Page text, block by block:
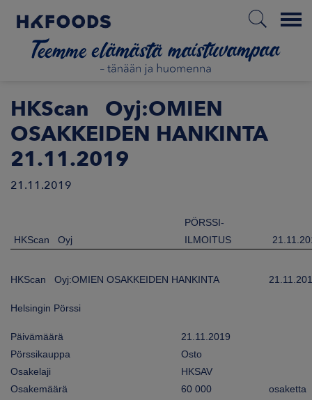
Menu
ETUSIVU
UUTISHUONE
HKScan Oyj:OMIEN
OSAKKEIDEN HANKINTA
21.11.2019
21.11.2019
HKScan Oyj
PÖRSSI-
ILMOITUS
HKScan Oyj:OMIEN OSAKKEIDEN HANKINTA
Helsingin Pörssi
Päivämäärä
21.11.2019
Pörssikauppa
Osto
Osakelaji
HKSAV
Osakemäärä
60 000
osaketta